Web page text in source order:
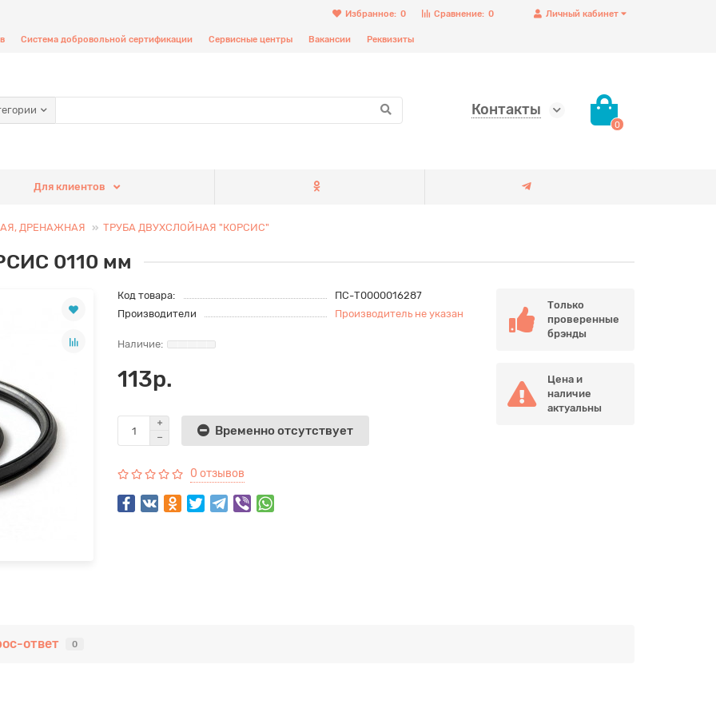
Личный кабинет
Сравнение: 0
Избранное: 0
Система добровольной сертификации Сервисные центры Вакансии Реквизиты
Контакты
0
Для клиентов
ДРЕНАЖНАЯ ТРУБА ДВУХСЛОЙНАЯ "КОРСИС"
0110 мм
Код товара:
ПС-Т0000016287
Производители
Производитель не указан
113р.
Временно отсутствует
0 отзывов
Только
проверенные
брэнды
Цена и
наличие
актуальны
ответ 0